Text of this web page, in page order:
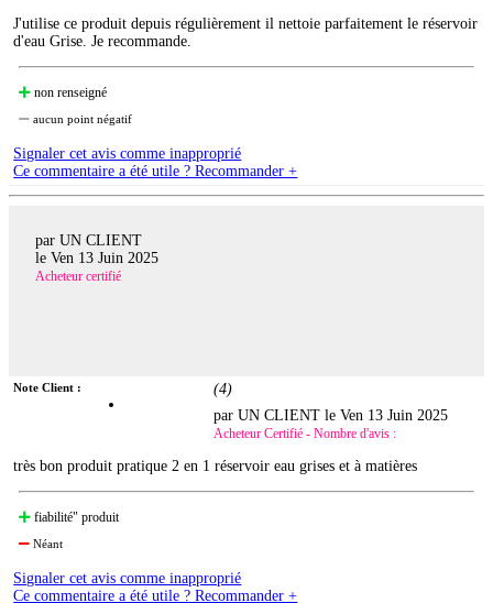
J'utilise ce produit depuis régulièrement il nettoie parfaitement le réservoir
d'eau Grise. Je recommande.
non renseigné
aucun point négatif
Signaler cet avis comme inapproprié
Ce commentaire a été utile ? Recommander +
par UN CLIENT
le Ven 13 Juin 2025
Acheteur certifié
Note Client : (4)
par UN CLIENT leVen 13 Juin 2025
Acheteur Certifié - Nombre d'avis :
très bon produit pratique 2 en 1 réservoir eau grises et à matières
fiabilité" produit
Néant
Signaler cet avis comme inapproprié
Ce commentaire a été utile ? Recommander +